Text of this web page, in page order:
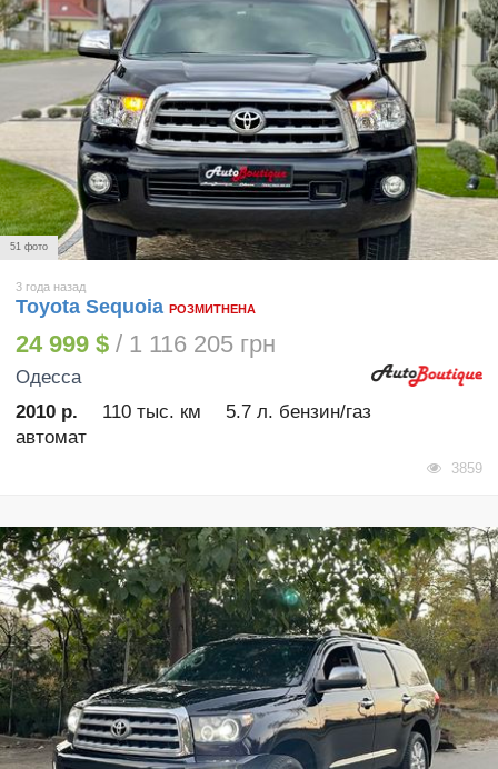
51 фото
3 года назад
Toyota Sequoia РОЗМИТНЕНА
24 999 $ / 1 116 205 грн
Одесса
2010 р.
110 тыс. км
5.7 л. бензин/газ
автомат
3859